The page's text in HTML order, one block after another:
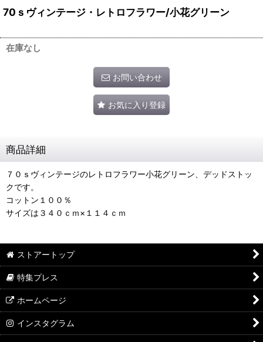
70ｓヴィンテージ・レトロフラワー/小花グリーン
在庫なし
お問い合わせ
お気に入り登録
商品詳細
７０ｓヴィンテージのレトロフラワー小花グリーン、デッドストッ
クです。
コットン１００％
サイズは３４０ｃｍ×１１４ｃｍ
ストアートップ
特集プレス
ホームページ
インスタグラム